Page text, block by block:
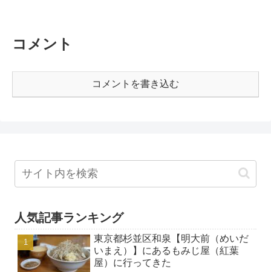
コメント
コメントを書き込む
人気記事ランキング
東京都杉並区和泉【明大前（めいだ
いまえ）】にあるもみじ屋（紅葉
屋）に行ってきた